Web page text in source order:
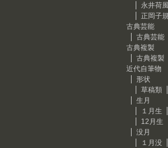
永井荷
正岡子
古典芸能
古典芸能
古典複製
古典複製
近代自筆物
形状
草稿類
生月
１月生
12月生
没月
１月没